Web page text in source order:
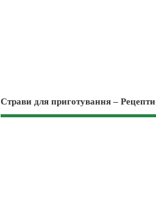
Страви для приготування – Рецепти